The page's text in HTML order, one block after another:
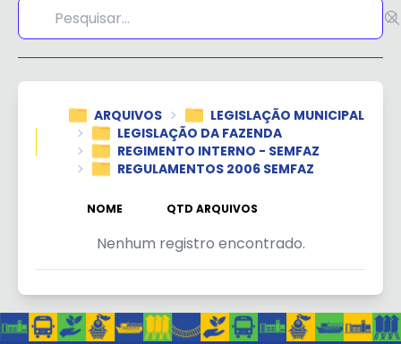
ARQUIVOS
LEGISLAÇÃO MUNICIPAL
LEGISLAÇÃO DA FAZENDA
REGIMENTO INTERNO - SEMFAZ
REGULAMENTOS 2006 SEMFAZ
NOME QTD ARQUIVOS
Nenhum registro encontrado.